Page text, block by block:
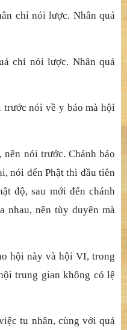
u tín tâm sao?
tín tâm thì c
tín hạ nh.
ch ỉnói lược. Nhân quả
ảchỉnói l ược. Nhân quả
trước nói về y báo mà hội
ại, nói đến Ph ật thì đầu tiên